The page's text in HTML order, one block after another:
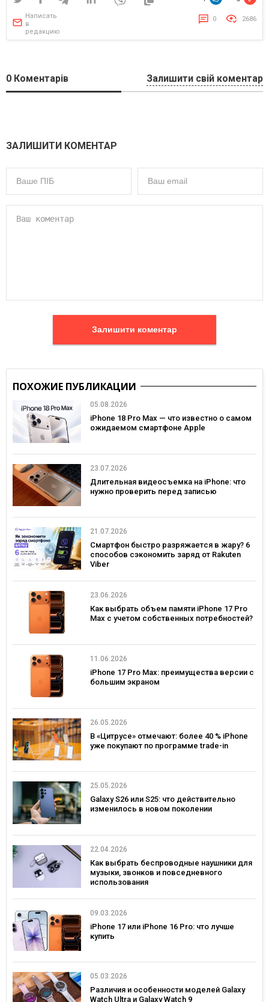
Написать
в
редакцию
0 2686
0 Коментарів Залишити свій коментар
ЗАЛИШИТИ КОМЕНТАР
Залишити коментар
ПОХОЖИЕ ПУБЛИКАЦИИ
05.08.2026
iPhone 18 Pro Max — что известно о самом
ожидаемом смартфоне Apple
23.07.2026
Длительная видеосъемка на iPhone: что
нужно проверить перед записью
21.07.2026
Смартфон быстро разряжается в жару? 6
способов сэкономить заряд от Rakuten
Viber
23.06.2026
Как выбрать объем памяти iPhone 17 Pro
Max с учетом собственных потребностей?
11.06.2026
iPhone 17 Pro Max: преимущества версии с
большим экраном
26.05.2026
В «Цитрусе» отмечают: более 40 % iPhone
уже покупают по программе trade-in
25.05.2026
Galaxy S26 или S25: что действительно
изменилось в новом поколении
22.04.2026
Как выбрать беспроводные наушники для
музыки, звонков и повседневного
использования
09.03.2026
iPhone 17 или iPhone 16 Pro: что лучше
купить
05.03.2026
Различия и особенности моделей Galaxy
Watch Ultra и Galaxy Watch 9